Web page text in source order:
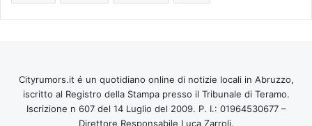
Cityrumors.it é un quotidiano online di notizie locali in Abruzzo,
iscritto al Registro della Stampa presso il Tribunale di Teramo.
Iscrizione n 607 del 14 Luglio del 2009. P. I.: 01964530677 –
Direttore Responsabile Luca Zarroli.